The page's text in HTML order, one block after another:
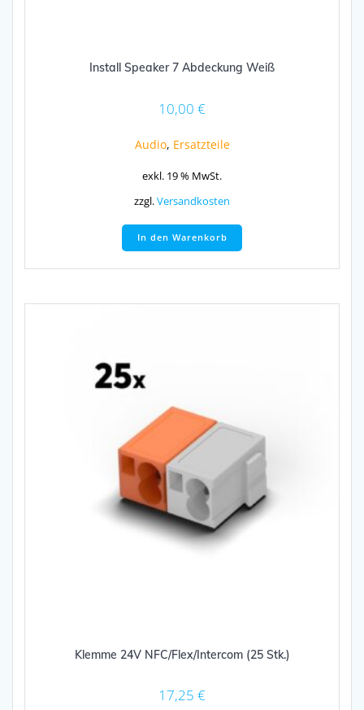
Install Speaker 7 Abdeckung Weiß
10,00 €
Audio, Ersatzteile
exkl. 19 % MwSt.
zzgl.Versandkosten
In den Warenkorb
Klemme 24V NFC/Flex/Intercom (25 Stk.)
17,25 €